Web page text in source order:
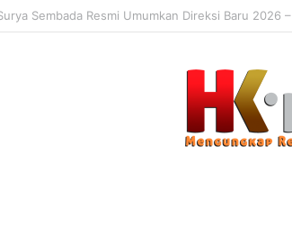
Tekan Bansos Salah Sasaran, Uji Coba Perlinsos